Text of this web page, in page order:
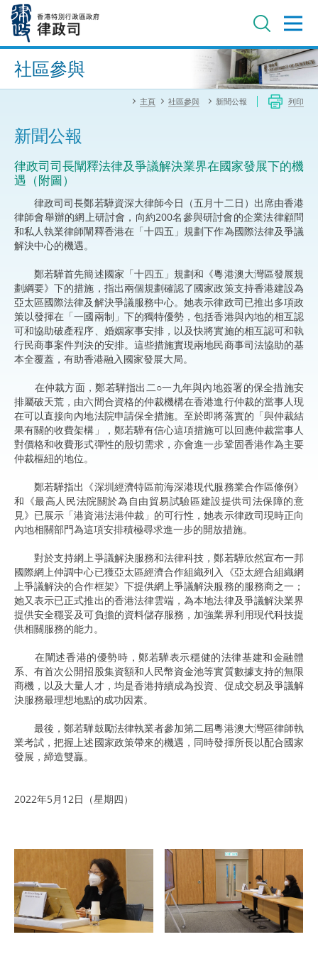
內
進階搜尋
社區參與
主頁 社區參與 新聞公報 列印
新聞公報
​律政司司長闡釋法律及爭議解決業界在國家發展下的機
遇（附圖）
律政司司長鄭若驊資深大律師今日（五月十二日）出席由香港
律師會舉辦的網上研討會，向約200名參與研討會的企業法律顧問
和私人執業律師闡釋香港在「十四五」規劃下作為國際法律及爭議
解決中心的機遇。
鄭若驊首先簡述國家「十四五」規劃和《粵港澳大灣區發展規
劃綱要》下的措施，指出兩個規劃確認了國家政策支持香港建設為
亞太區國際法律及解決爭議服務中心。她表示律政司已推出多項政
策以發揮在「一國兩制」下的獨特優勢，包括香港與內地的相互認
可和協助破產程序、婚姻家事安排，以及快將實施的相互認可和執
行民商事案件判決的安排。這些措施實現兩地民商事司法協助的基
本全覆蓋，有助香港融入國家發展大局。
在仲裁方面，鄭若驊指出二○一九年與內地簽署的保全措施安
排屬破天荒，由六間合資格的仲裁機構在香港進行仲裁的當事人現
在可以直接向內地法院申請保全措施。至於即將落實的「與仲裁結
果有關的收費架構」，鄭若驊有信心這項措施可以回應仲裁當事人
對價格和收費形式彈性的殷切需求，亦會進一步鞏固香港作為主要
仲裁樞紐的地位。
鄭若驊指出《深圳經濟特區前海深港現代服務業合作區條例》
和《最高人民法院關於為自由貿易試驗區建設提供司法保障的意
見》已展示「港資港法港仲裁」的可行性，她表示律政司現時正向
內地相關部門為這項安排積極尋求進一步的開放措施。
對於支持網上爭議解決服務和法律科技，鄭若驊欣然宣布一邦
國際網上仲調中心已獲亞太區經濟合作組織列入《亞太經合組織網
上爭議解決的合作框架》下提供網上爭議解決服務的服務商之一；
她又表示已正式推出的香港法律雲端，為本地法律及爭議解決業界
提供安全穩妥及可負擔的資料儲存服務，加強業界利用現代科技提
供相關服務的能力。
在闡述香港的優勢時，鄭若驊表示穩健的法律基建和金融體
系、有首次公開招股集資額和人民幣資金池等實質數據支持的無限
商機，以及大量人才，均是香港持續成為投資、促成交易及爭議解
決服務最理想地點的成功因素。
最後，鄭若驊鼓勵法律執業者參加第二屆粵港澳大灣區律師執
業考試，把握上述國家政策帶來的機遇，同時發揮所長以配合國家
發展，締造雙贏。
2022年5月12日（星期四）